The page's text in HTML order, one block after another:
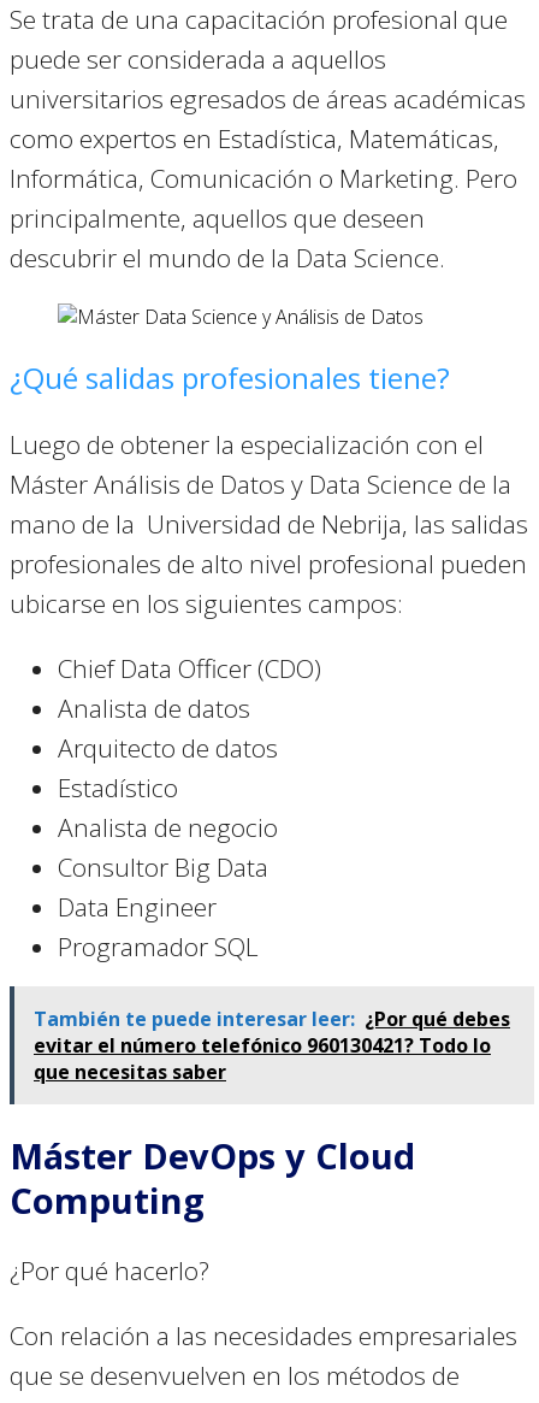
Se trata de una capacitación profesional que
puede ser considerada a aquellos
universitarios egresados de áreas académicas
como expertos en Estadística, Matemáticas,
Informática, Comunicación o Marketing. Pero
principalmente, aquellos que deseen
descubrir el mundo de la Data Science.
¿Qué salidas profesionales tiene?
Luego de obtener la especialización con el
Máster Análisis de Datos y Data Science de la
mano de la Universidad de Nebrija, las salidas
profesionales de alto nivel profesional pueden
ubicarse en los siguientes campos:
Chief Data Officer (CDO)
Analista de datos
Arquitecto de datos
Estadístico
Analista de negocio
Consultor Big Data
Data Engineer
Programador SQL
También te puede interesar leer: ¿Por qué debes
evitar el número telefónico 960130421? Todo lo
que necesitas saber
Máster DevOps y Cloud
Computing
¿Por qué hacerlo?
Con relación a las necesidades empresariales
que se desenvuelven en los métodos de